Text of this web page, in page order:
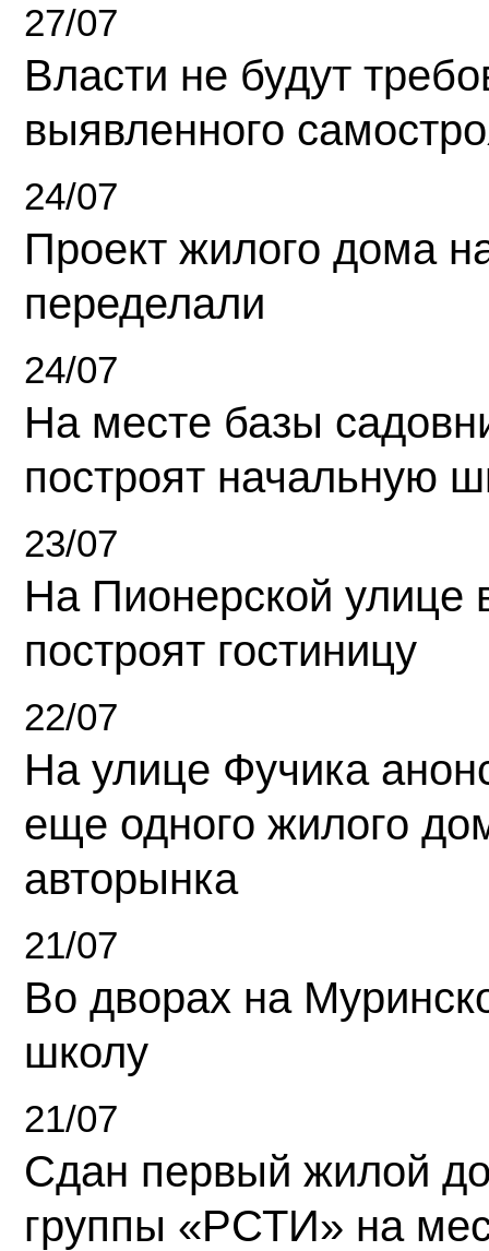
27/07
Власти не будут
выявленного
24/07
Проект жилого дома
переделали
24/07
На месте базы
построят начальную
23/07
На Пионерской улице
построят гостиницу
22/07
На улице Фучика
еще одного жилого
авторынка
21/07
Во дворах на
школу
21/07
Сдан первый жилой
группы «РСТИ» на